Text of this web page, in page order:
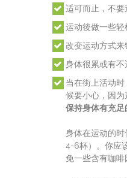
适可而止，不要
运动後做一些
改变运动方式
身体很累或有
当在街上活动
候要小心，因为
保持身体有充足
身体在运动的
4-6杯）。你应
免一些含有咖啡